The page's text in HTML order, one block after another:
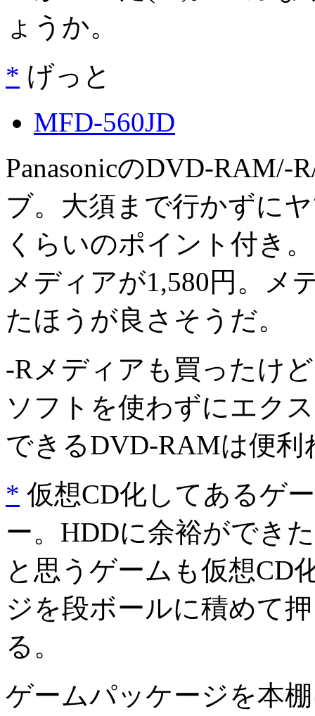
ょうか。
* げっと
MFD-560JD
PanasonicのDVD-RAM/-
ブ。大須まで行かずに
くらいのポイント付き
メディアが1,580円。メ
たほうが良さそうだ。
-Rメディアも買ったけ
ソフトを使わずにエク
できるDVD-RAMは便利
* 仮想CD化してあるゲ
ー。HDDに余裕ができ
と思うゲームも仮想CD
ジを段ボールに積めて
る。
ゲームパッケージを本